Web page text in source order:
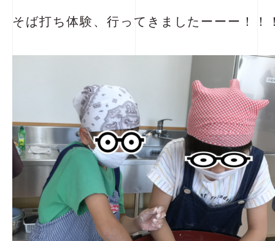
そば打ち体験、行ってきましたーーー！！